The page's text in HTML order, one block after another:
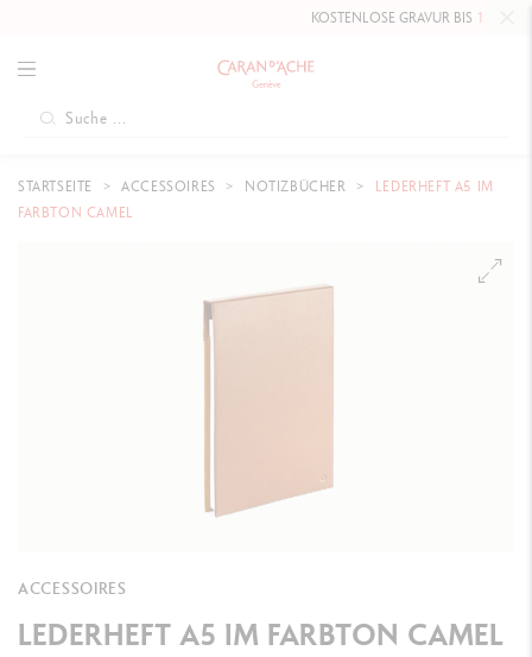
KOSTENLOSE GRAVUR BIS10. MAI
STARTSEITE ACCESSOIRES NOTIZBÜCHER
LEDERHEFT A5 IM
FARBTON CAMEL
ACCESSOIRES
LEDERHEFT A5 IM FARBTON CAMEL